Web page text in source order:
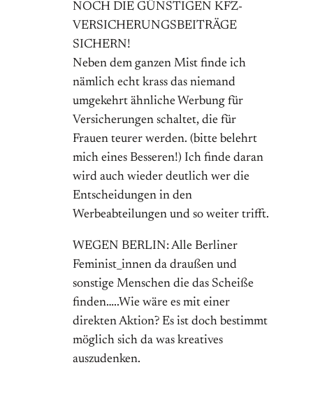
NOCH DIE GÜNSTIGEN KFZ-
VERSICHERUNGSBEITRÄGE
SICHERN!
Neben dem ganzen Mist finde ich
nämlich echt krass das niemand
umgekehrt ähnliche Werbung für
Versicherungen schaltet, die für
Frauen teurer werden. (bitte belehrt
mich eines Besseren!) Ich finde daran
wird auch wieder deutlich wer die
Entscheidungen in den
Werbeabteilungen und so weiter trifft.
WEGEN BERLIN: Alle Berliner
Feminist_innen da draußen und
sonstige Menschen die das Scheiße
finden…..Wie wäre es mit einer
direkten Aktion? Es ist doch bestimmt
möglich sich da was kreatives
auszudenken.